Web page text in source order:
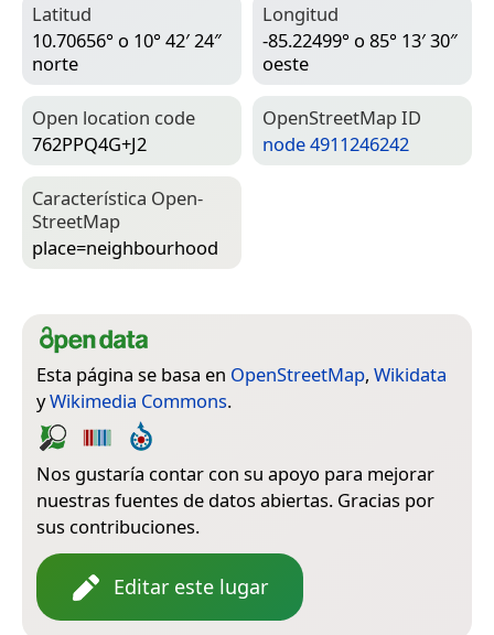
Latitud
10.70656° o 10° 42′ 24″
norte
Longitud
-85.22499° o 85° 13′ 30″
oeste
Open location code
762PPQ4G+J2
Open­Street­Map ID
node 4911246242
Característica Open­
Street­Map
place=­neighbourhood
Esta página se basa en OpenStreetMap, Wikidata
yWikimedia Commons.
Nos gustaría contar con su apoyo para mejorar
nuestras fuentes de datos abiertas. Gracias por
sus contribuciones.
Editar este lugar